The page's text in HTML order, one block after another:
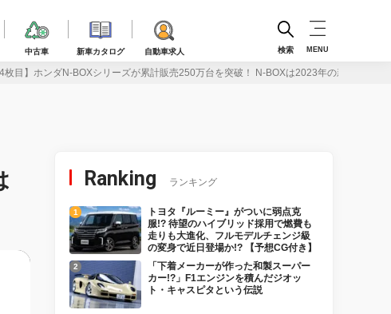
中古車 新車カタログ 自動車求人 検索 MENU
4枚目】ホンダN-BOXシリーズが累計販売250万台を突破！ N-BOXは2023年の新車販売台
Ranking ランキング
トヨタ『ルーミー』がついに弱点克
服!? 待望のハイブリッド採用で燃費も
走りも大進化、フルモデルチェンジ級
の変身で近日登場か!? 【予想CG付き】
「下着メーカーが作った和製スーパー
カー!?」F1エンジンを積んだジオッ
ト・キャスピタという伝説